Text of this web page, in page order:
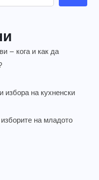
– кога и как да
избора на кухненски
на младото